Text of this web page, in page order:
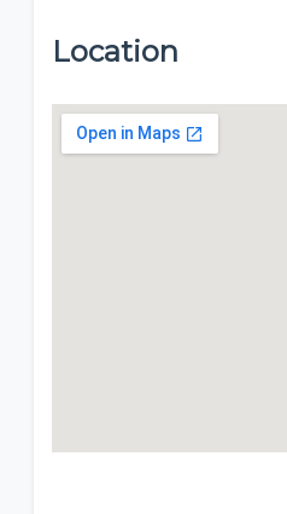
Location